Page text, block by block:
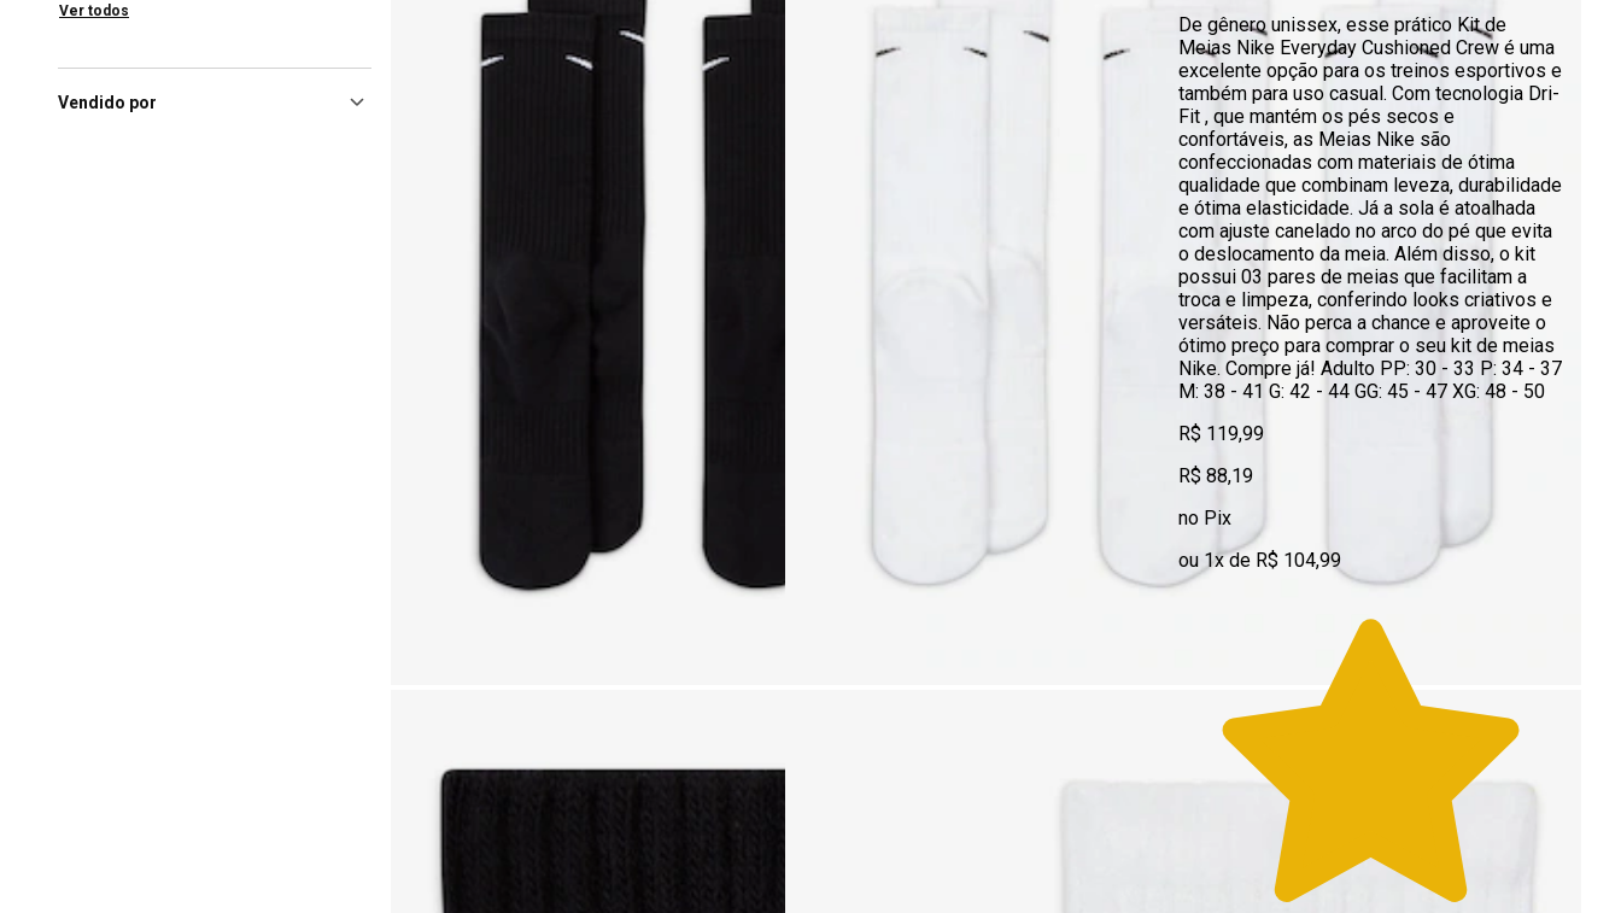
Goiânia (GO), Passeio Das
Shopping Bahia
Ver todos
Vendido por
De gênero unissex, esse prático Kit de
Meias Nike Everyday Cushioned Crew é uma
excelente opção para os treinos esportivos e
também para uso casual. Com tecnologia Dri-
Fit , que mantém os pés secos e
confortáveis, as Meias Nike são
confeccionadas com materiais de ótima
qualidade que combinam leveza, durabilidade
e ótima elasticidade. Já a sola é atoalhada
com ajuste canelado no arco do pé que evita
o deslocamento da meia. Além disso, o kit
possui 03 pares de meias que facilitam a
troca e limpeza, conferindo looks criativos e
versáteis. Não perca a chance e aproveite o
ótimo preço para comprar o seu kit de meias
Nike. Compre já! Adulto PP: 30 - 33 P: 34 - 37
M: 38 - 41 G: 42 - 44 GG: 45 - 47 XG: 48 - 50
R$ 119,99
R$ 88,19
no Pix
ou 1x de R$ 104,99